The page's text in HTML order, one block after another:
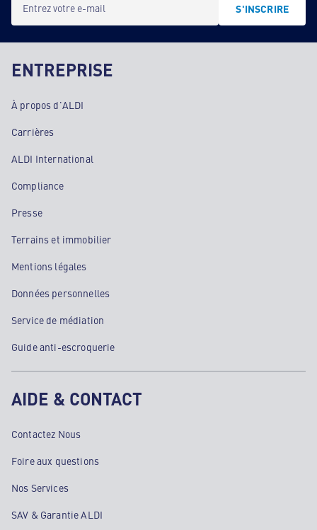
Entrez votre e-mail S'INSCRIRE
ENTREPRISE
À propos d'ALDI
Carrières
ALDI International
Compliance
Presse
Terrains et immobilier
Mentions légales
Données personnelles
Service de médiation
Guide anti-escroquerie
AIDE & CONTACT
Contactez Nous
Foire aux questions
Nos Services
SAV & Garantie ALDI